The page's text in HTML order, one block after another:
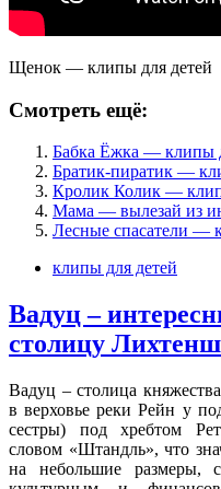
Щенок — клипы для детей
Смотреть ещё:
Бабка Ёжка — клипы
Братик-пиратик —
Кролик Колик —
Мама — вылезай из
Лесные спасатели —
клипы для детей
Вадуц –
столицу
Вадуц – столица
в верховье реки Рейн у
сестры) под хребтом
словом «Штандль», что
на небольшие размеры,